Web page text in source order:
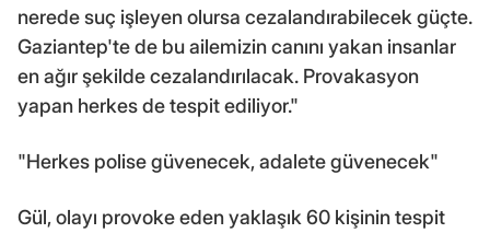
nerede suç işleyen olursa cezalandırabilecek güçte.
Gaziantep'te de bu ailemizin canını yakan insanlar
en ağır şekilde cezalandırılacak. Provakasyon
yapan herkes de tespit ediliyor."
"Herkes polise güvenecek, adalete güvenecek"
Gül, olayı provoke eden yaklaşık 60 kişinin tespit